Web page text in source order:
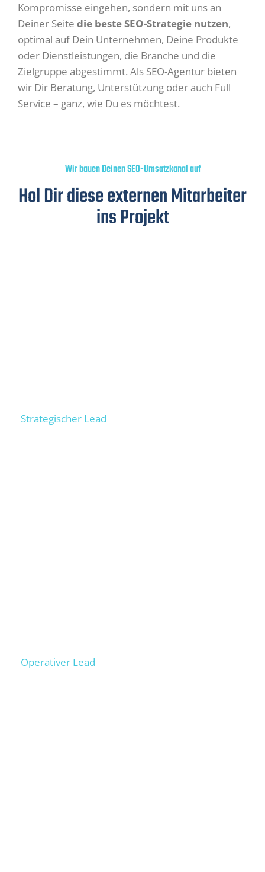
Kompromisse eingehen, sondern mit uns an
Deiner Seite die beste SEO-Strategie nutzen,
optimal auf Dein Unternehmen, Deine Produkte
oder Dienstleistungen, die Branche und die
Zielgruppe abgestimmt. Als SEO-Agentur bieten
wir Dir Beratung, Unterstützung oder auch Full
Service – ganz, wie Du es möchtest.
Wir bauen Deinen SEO-Umsatzkanal auf
Hol Dir diese externen Mitarbeiter
ins Projekt
Strategischer Lead
Operativer Lead